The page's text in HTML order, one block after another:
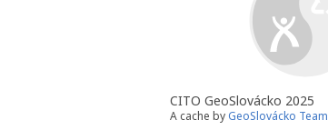
CITO GeoSlovácko 2025
A cache by GeoSlovácko Team